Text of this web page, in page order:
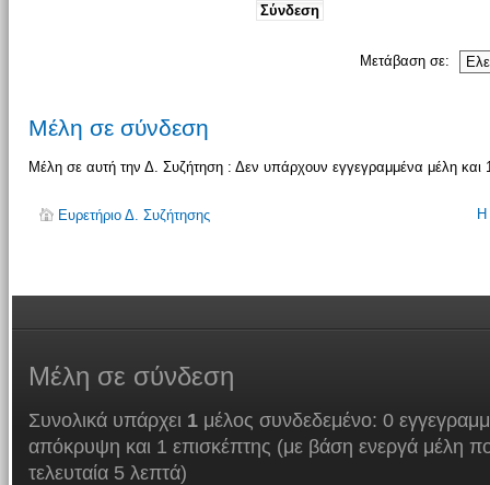
Μετάβαση σε:
Μέλη σε σύνδεση
Μέλη σε αυτή την Δ. Συζήτηση : Δεν υπάρχουν εγγεγραμμένα μέλη και
Ευρετήριο Δ. Συζήτησης Η
Μέλη σε σύνδεση
Συνολικά υπάρχει 1μέλος συνδεδεμένο: 0
απόκρυψη και 1 επισκέπτης (με βάση ενεργά μέλη
τελευταία 5 λεπτά)